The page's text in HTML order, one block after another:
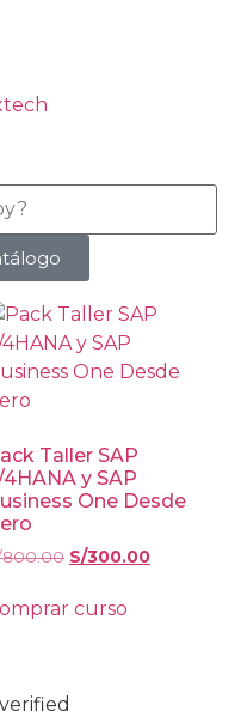
Taller SAP
4HANA y SAP
One Desde
800.00 S/300.00
curso